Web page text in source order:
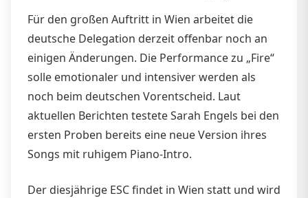
Für den großen Auftritt in Wien arbeitet die
deutsche Delegation derzeit offenbar noch an
einigen Änderungen. Die Performance zu „Fire“
solle emotionaler und intensiver werden als
noch beim deutschen Vorentscheid. Laut
aktuellen Berichten testete Sarah Engels bei den
ersten Proben bereits eine neue Version ihres
Songs mit ruhigem Piano-Intro.
Der diesjährige ESC findet in Wien statt und wird